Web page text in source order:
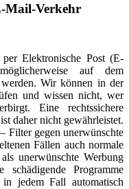
Mail-Verkehr
Elektronische Post (E-
auf dem
Wir können in der
und wissen nicht, wer
Eine rechtssichere
daher nicht gewährleistet.
Filter gegen unerwünschte
Fällen auch normale
unerwünschte Werbung
Programme
jedem Fall automatisch